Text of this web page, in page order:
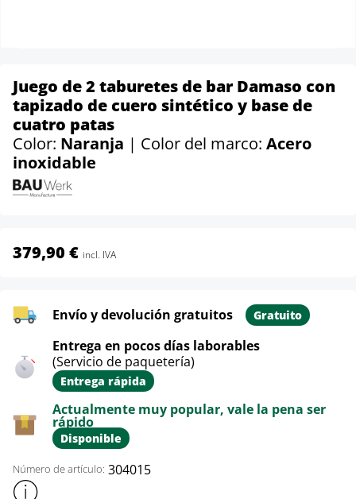
Juego de 2 taburetes de bar Damaso con
tapizado de cuero sintético y base de
cuatro patas
Color: Naranja | Color del marco: Acero
inoxidable
379,90 € incl. IVA
Envío y devolución gratuitos Gratuito
Entrega en pocos días laborables
(Servicio de paquetería)
Entrega rápida
Actualmente muy popular, vale la pena ser
rápido
Disponible
Número de artículo: 304015
Mostrar más información sobre el producto